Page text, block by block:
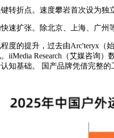
折点。速度攀岩首次设为独
扩张。除北京、上海、广州
提升，过去由Arc'teryx（始
iiMedia Research（艾媒咨询
知基础。 国产品牌凭借完整